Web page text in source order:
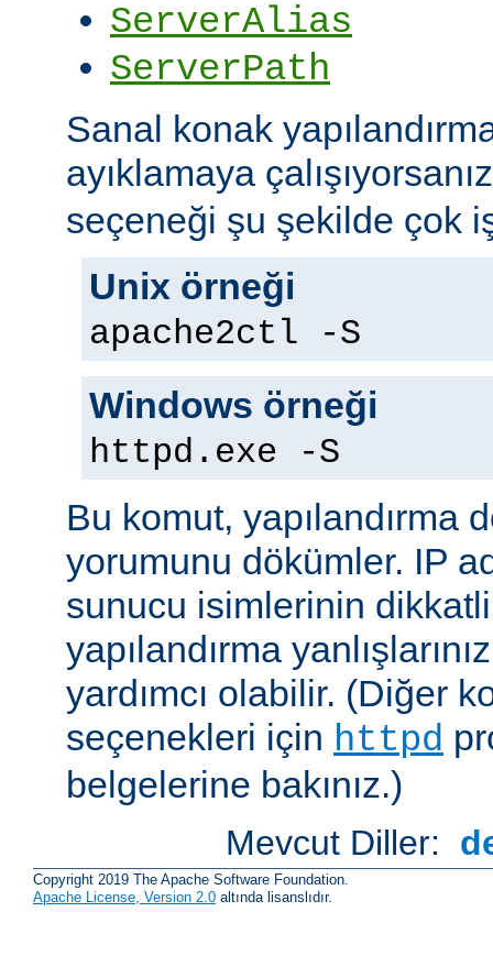
ServerAlias
ServerPath
Sanal konak
ayıklamaya
seçeneği şu şekilde çok
Unix örneği
apache2ctl -S
Windows örneği
httpd.exe -S
Bu komut, yapılandırma
yorumunu dökümler. IP
sunucu isimlerinin
yapılandırma
yardımcı olabilir. (Diğer
seçenekleri için httpd
belgelerine bakınız.)
Mevcut Diller:
Copyright 2019 The Apache Software Foundation.
Apache License, Version 2.0 altında lisanslıdır.